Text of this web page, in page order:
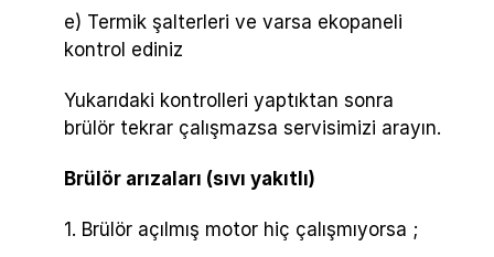
e) Termik şalterleri ve varsa ekopaneli
kontrol ediniz
Yukarıdaki kontrolleri yaptıktan sonra
brülör tekrar çalışmazsa servisimizi arayın.
Brülör arızaları (sıvı yakıtlı)
1. Brülör açılmış motor hiç çalışmıyorsa ;